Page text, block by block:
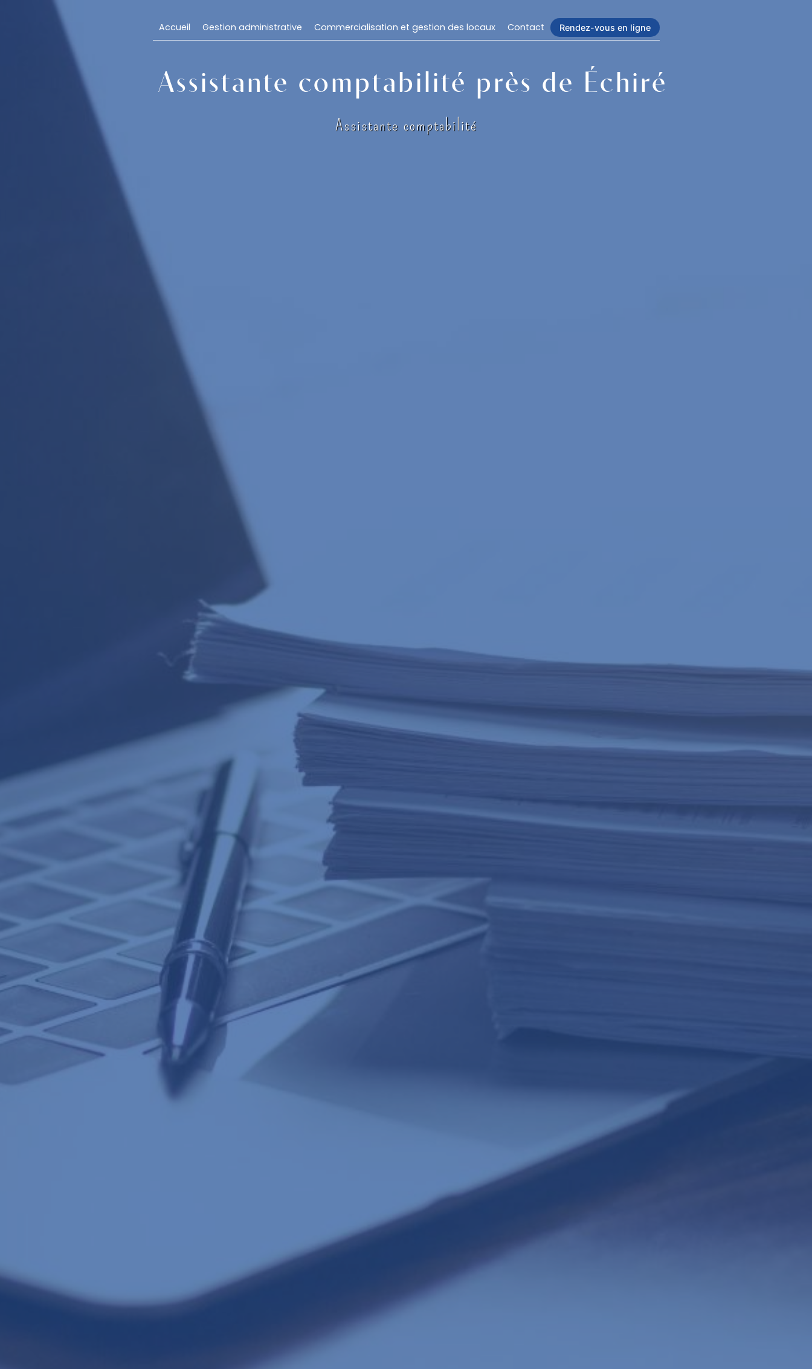
Accueil Gestion administrative Commercialisation et gestion des locaux Contact Rendez-vous en ligne
Assistante comptabilité près de Échiré
Assistante comptabilité
Panneau de gestion des cookies